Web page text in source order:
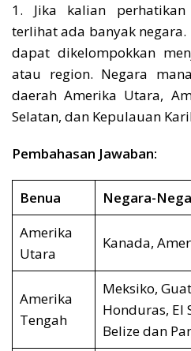
1. Jika kalian
terlihat ada banyak
dapat dikelompokkan
atau region. Negara
daerah Amerika Utara,
Selatan, dan Kepulauan
Pembahasan Jawaban:
Benua
Negara-
Amerika
Utara
Kanada,
Amerika
Tengah
Meksiko,
Honduras, El
Belize dan